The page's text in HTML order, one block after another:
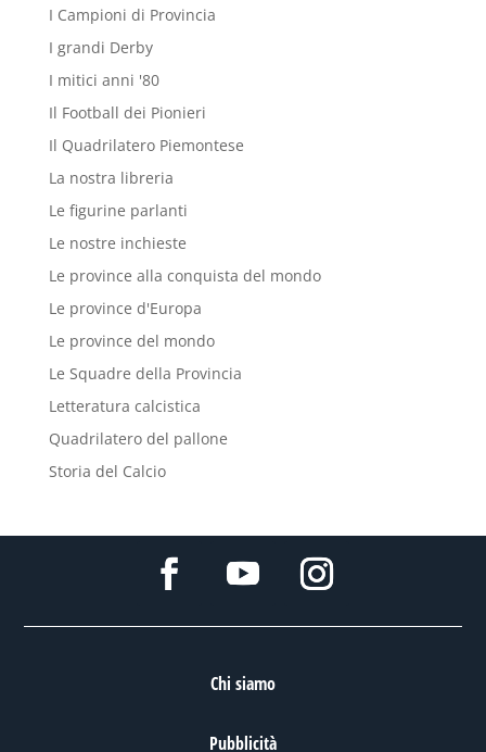
I Campioni di Provincia
I grandi Derby
I mitici anni '80
Il Football dei Pionieri
Il Quadrilatero Piemontese
La nostra libreria
Le figurine parlanti
Le nostre inchieste
Le province alla conquista del mondo
Le province d'Europa
Le province del mondo
Le Squadre della Provincia
Letteratura calcistica
Quadrilatero del pallone
Storia del Calcio
Chi siamo
Pubblicità